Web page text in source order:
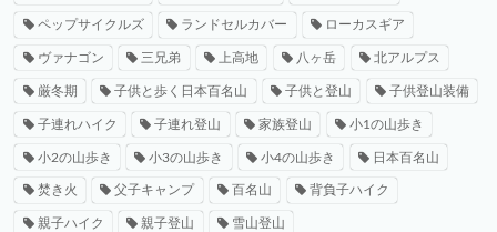
ペップサイクルズ ランドセルカバー ローカスギア
ヴァナゴン 三兄弟 上高地 八ヶ岳 北アルプス
厳冬期 子供と歩く日本百名山 子供と登山 子供登山装備
子連れハイク 子連れ登山 家族登山 小1の山歩き
小2の山歩き 小3の山歩き 小4の山歩き 日本百名山
焚き火 父子キャンプ 百名山 背負子ハイク
親子ハイク 親子登山 雪山登山